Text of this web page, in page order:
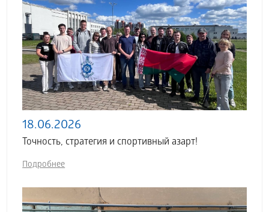
18.06.2026
Точность, стратегия и спортивный азарт!
Подробнее